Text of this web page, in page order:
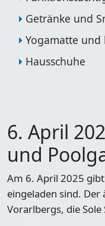
Getränke und
Yogamatte
Hausschuhe
6. April
und
Am 6. April 2025
eingeladen sind.
Vorarlbergs, die